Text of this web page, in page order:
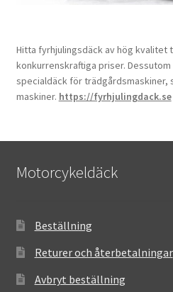
Hitta fyrhjulingsdäck av hög kvalitet
konkurrenskraftiga priser.
specialdäck för trädgårdsmaskiner,
maskiner. https://fyrhjulingdack.se
Motorcykeldäck
Beställning
Returer och återbetalningar
Avbryt beställning